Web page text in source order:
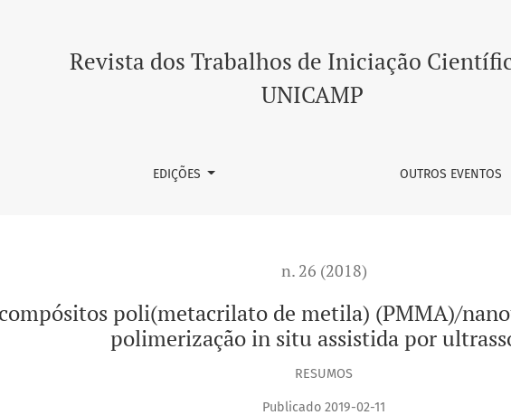
poli(metacrilato de metila) (PMMA)/nanotubos de carbono (NTCPM) via
Revista dos Trabalhos de Iniciação
UNICAMP
EDIÇÕES OUTROS EVENTOS
n. 26 (2018)
poli(metacrilato de metila) (PMMA)/
polimerização in situ assistida por
RESUMOS
Publicado 2019-02-11